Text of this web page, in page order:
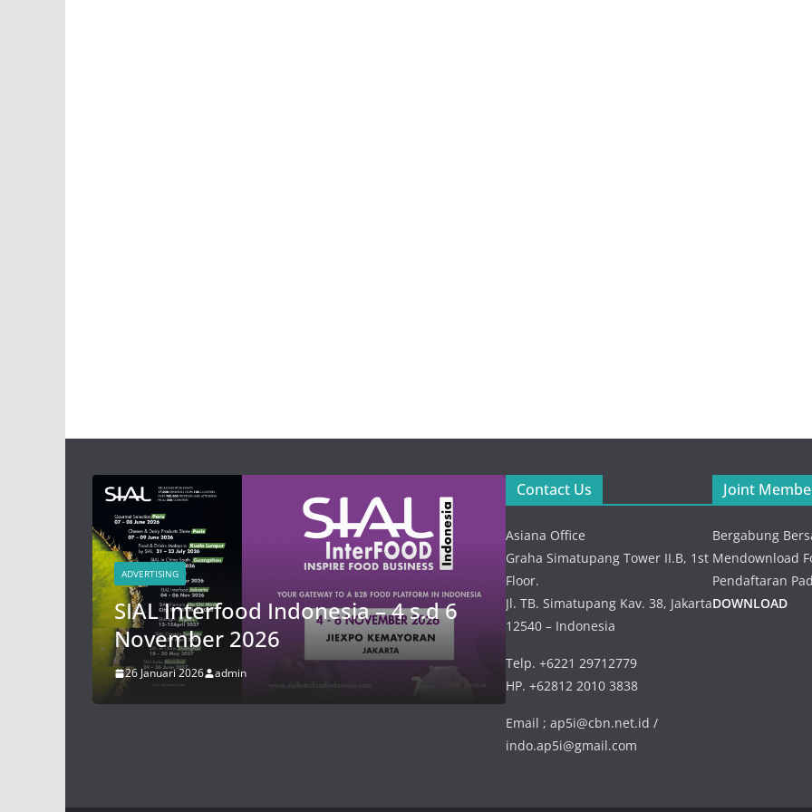
ADVERTISING
SIAL Interfood Indonesia – 4 s.d 6
November 2026
26 Januari 2026 admin
SEAFOOD SHOW of ASIA – 4
NOVEMBER 2026
26 Januari 2026 admin
Contact Us
Asiana Office
Graha Simatupang Tower II.B, 1st
Floor.
Jl. TB. Simatupang Kav. 38, Jakarta
12540 – Indonesia
Telp. +6221 29712779
HP. +62812 2010 3838
Email ; ap5i@cbn.net.id /
indo.ap5i@gmail.com
Joint
Bergabung
Mendownload
Pendaftaran
DOWNLOAD
Peresmian
Ocean Institute
of Indonesia (
OII ) – 21 Juli
2026
Kick
Rencana
Impor
2026